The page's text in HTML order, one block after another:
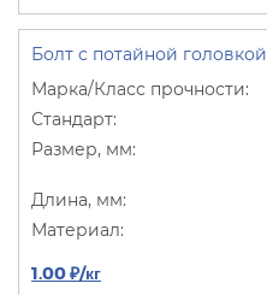
Болт с потайной головкой
1.00 ₽/кг